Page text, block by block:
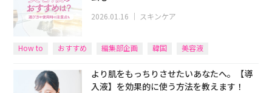
2026.01.16 ｜ スキンケア
How to おすすめ 編集部企画 韓国 美容液
より肌をもっちりさせたいあなたへ。【導
入液】を効果的に使う方法を教えます！